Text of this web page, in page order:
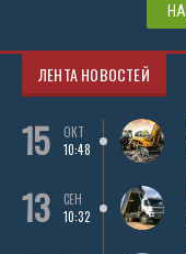
ЛЕНТА НОВОСТЕЙ
15
ОКТ
10:48
13
СЕН
10:32